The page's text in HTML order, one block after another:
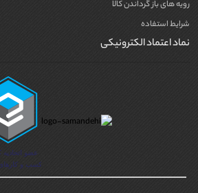
رویه های باز گرداندن کالا
شرایط استفاده
نماد اعتماد الکترونیکی